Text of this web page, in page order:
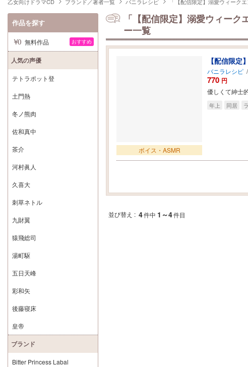
「【配信限定】溺愛ウィー
ー一覧
ボイス・ASMR
【配信限
バニラレシピ /
770 円
優しくて紳士
年上 同居
並び替え : 4件中 1～4件目
作品を探す
無料作品 おすすめ
人気の声優
テトラポット登
土門熱
冬ノ熊肉
佐和真中
茶介
河村眞人
久喜大
刺草ネトル
九財翼
猿飛総司
湯町駆
五日天峰
彩和矢
後藤寝床
皇帝
ブランド
Bitter Princess Labal